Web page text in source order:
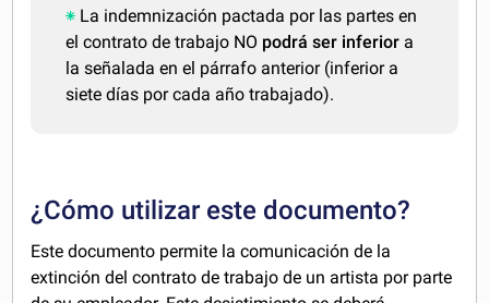
La indemnización pactada por las partes en
el contrato de trabajo NO podrá ser inferior a
la señalada en el párrafo anterior (inferior a
siete días por cada año trabajado).
¿Cómo utilizar este documento?
Este documento permite la comunicación de la
extinción del contrato de trabajo de un artista por parte